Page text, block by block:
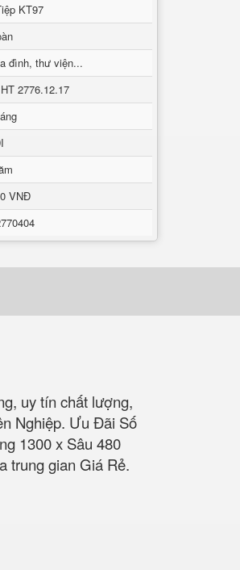
KT97
đình, thư viện...
2776.12.17
VNĐ
uy tín chất lượng,
Nghiệp. Ưu Đãi Số
1300 x Sâu 480
trung gian Giá Rẻ.